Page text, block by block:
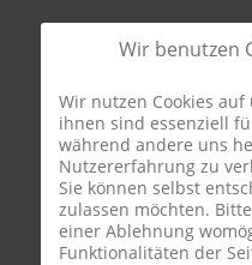
Wir benutzen
Wir nutzen Cookies
ihnen sind essenziell
während andere uns
Nutzererfahrung zu
Sie können selbst
zulassen möchten.
einer Ablehnung
Funktionalitäten der